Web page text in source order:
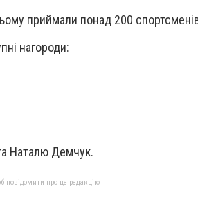
приймали понад 200
нагороди:
Наталю Демчук.
повідомити про це редакцію